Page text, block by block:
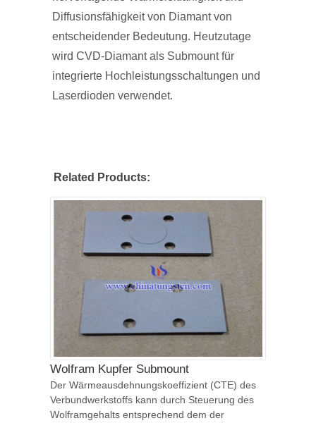
Diffusionsfähigkeit von Diamant von
entscheidender Bedeutung. Heutzutage
wird CVD-Diamant als Submount für
integrierte Hochleistungsschaltungen und
Laserdioden verwendet.
Related Products:
Wolfram Kupfer Submount
Der Wärmeausdehnungskoeffizient (CTE) des
Verbundwerkstoffs kann durch Steuerung des
Wolframgehalts entsprechend dem der